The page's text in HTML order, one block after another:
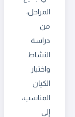
المراحل،
من
دراسة
النشاط
واختيار
الكيان
المناسب،
إلى